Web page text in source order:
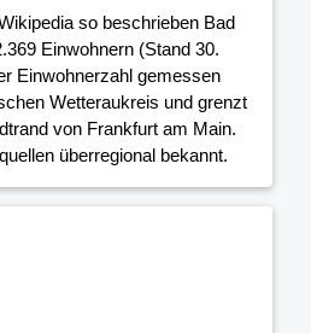
so beschrieben Bad
Einwohnern (Stand 30.
Einwohnerzahl gemessen
Wetteraukreis und grenzt
von Frankfurt am Main.
überregional bekannt.